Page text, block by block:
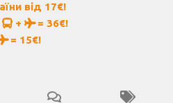
від 17€!
+
= 36€!
= 15€!